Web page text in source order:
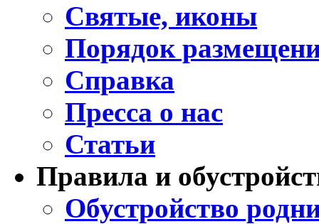
Святые, иконы
Порядок
Справка
Пресса о нас
Статьи
Правила и
Обустройство